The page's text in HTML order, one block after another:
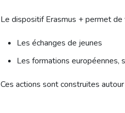
Le dispositif Erasmus + permet de
Les échanges de jeunes
Les formations européennes,
Ces actions sont construites